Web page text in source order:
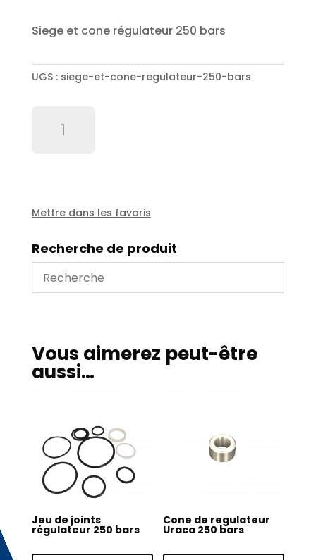
Siege et cone régulateur 250 bars
UGS : siege-et-cone-regulateur-250-bars
250
Mettre dans les favoris
Recherche de produit
Vous aimerez peut-être
aussi…
Jeu de joints
régulateur 250 bars
Cone de regulateur
Uraca 250 bars